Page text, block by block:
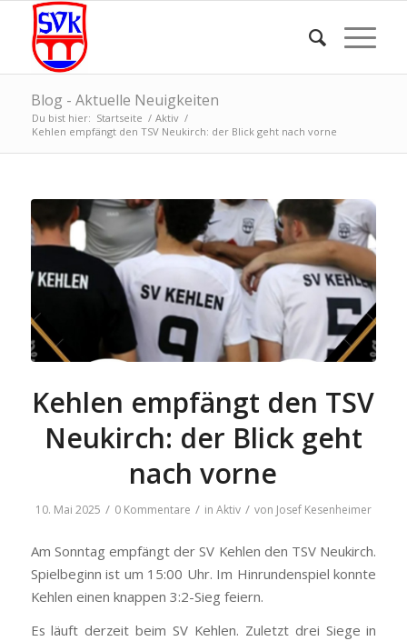
Blog - Aktuelle Neuigkeiten
Du bist hier: Startseite / Aktiv /
Kehlen empfängt den TSV Neukirch: der Blick geht nach vorne
Kehlen empfängt den TSV
Neukirch: der Blick geht
nach vorne
10. Mai 2025 / 0 Kommentare / in Aktiv / von Josef Kesenheimer
Am Sonntag empfängt der SV Kehlen den TSV Neukirch.
Spielbeginn ist um 15:00 Uhr. Im Hinrundenspiel konnte
Kehlen einen knappen 3:2-Sieg feiern.
Es läuft derzeit beim SV Kehlen. Zuletzt drei Siege in